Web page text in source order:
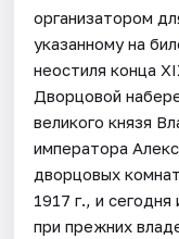
организатором
указанному на
неостиля конца
Дворцовой
великого князя
императора
дворцовых
1917 г., и
при прежних